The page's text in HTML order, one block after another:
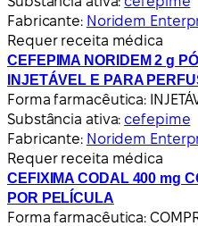
Fabricante: Noridem
Requer receita médica
CEFEPIMA NORIDEM 2 g
INJETÁVEL E PARA
Forma farmacêutica:
Substância ativa: cefepime
Fabricante: Noridem
Requer receita médica
CEFIXIMA CODAL 400 mg
POR PELÍCULA
Forma farmacêutica: